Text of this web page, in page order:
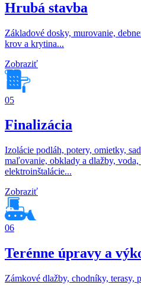
Hrubá stavba
Základové dosky, murovanie,
krov a krytina...
Zobraziť
05
Finalizácia
Izolácie podláh, potery, omietky,
maľovanie, obklady a dlažby, voda,
elektroinštalácie...
Zobraziť
06
Terénne úpravy a
Zámkové dlažby, chodníky, terasy,